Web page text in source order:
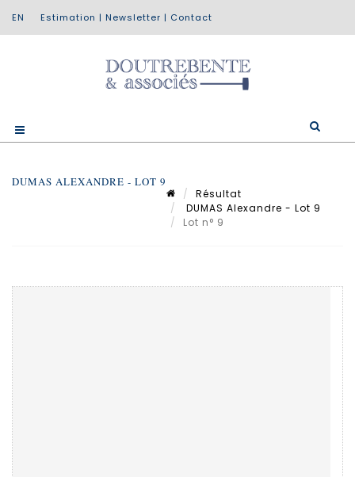
Estimation | Newsletter | Contact
DUMAS ALEXANDRE - LOT 9
Résultat
DUMAS Alexandre - Lot 9
Lot n° 9